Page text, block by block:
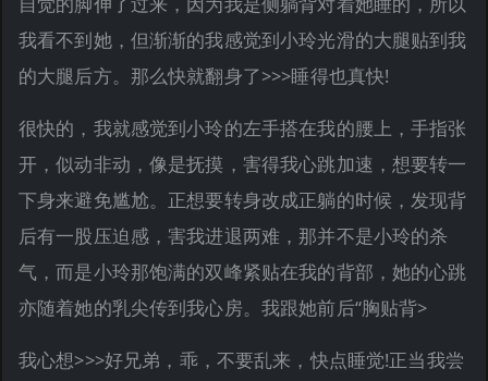
我看不到她，但渐渐的我感觉到小玲光滑的大腿贴到我
的大腿后方。那么快就翻身了>>>睡得也真快!
很快的，我就感觉到小玲的左手搭在我的腰上，手指张
开，似动非动，像是抚摸，害得我心跳加速，想要转一
下身来避免尴尬。正想要转身改成正躺的时候，发现背
后有一股压迫感，害我进退两难，那并不是小玲的杀
气，而是小玲那饱满的双峰紧贴在我的背部，她的心跳
亦随着她的乳尖传到我心房。我跟她前后“胸贴背>
我心想>>>好兄弟，乖，不要乱来，快点睡觉!正当我尝